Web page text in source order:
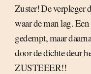
Zuster! De
waar de man lag.
gedempt, maar
door de dichte deur
ZUSTEEER!!